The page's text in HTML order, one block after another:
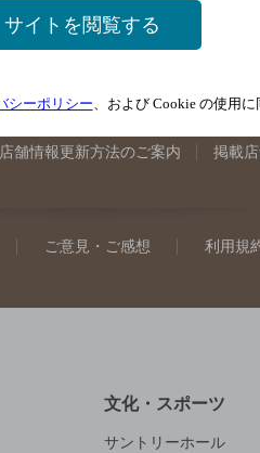
山口県のバー検索
店舗情報更新方法のご案内 掲載
ご意見・ご感想 利用規
文化・スポーツ
サントリーホール
サイトを閲覧する
シーポリシー、および Cookie の使用に